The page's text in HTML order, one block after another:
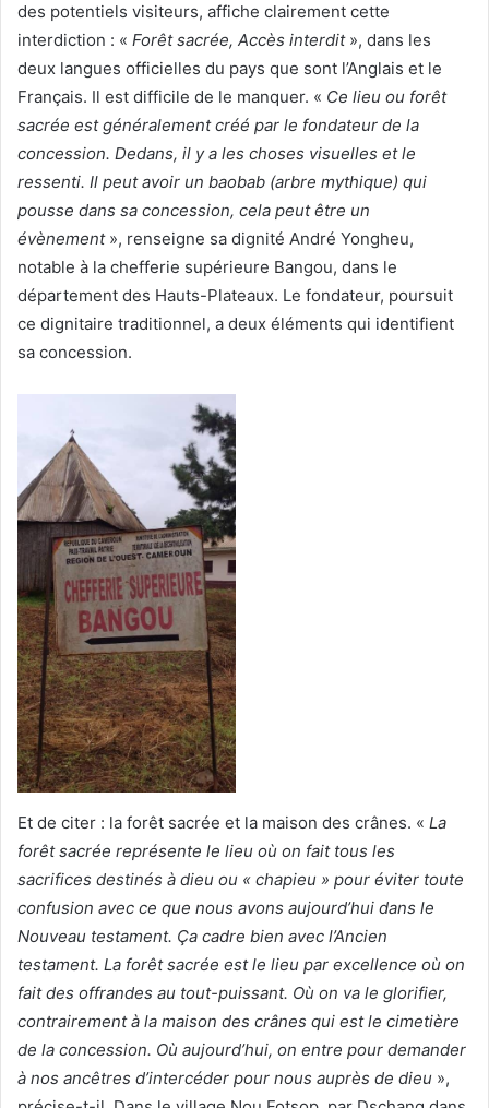
des potentiels visiteurs, affiche clairement cette
interdiction : « Forêt sacrée, Accès interdit», dans les
deux langues officielles du pays que sont l’Anglais et le
Français. Il est difficile de le manquer. « Ce lieu ou forêt
sacrée est généralement créé par le fondateur de la
concession. Dedans, il y a les choses visuelles et le
ressenti. Il peut avoir un baobab (arbre mythique) qui
pousse dans sa concession, cela peut être un
évènement », renseigne sa dignité André Yongheu,
notable à la chefferie supérieure Bangou, dans le
département des Hauts-Plateaux. Le fondateur, poursuit
ce dignitaire traditionnel, a deux éléments qui identifient
sa concession.
Et de citer : la forêt sacrée et la maison des crânes. « La
forêt sacrée représente le lieu où on fait tous les
sacrifices destinés à dieu ou « chapieu » pour éviter toute
confusion avec ce que nous avons aujourd’hui dans le
Nouveau testament. Ça cadre bien avec l’Ancien
testament. La forêt sacrée est le lieu par excellence où on
fait des offrandes au tout-puissant. Où on va le glorifier,
contrairement à la maison des crânes qui est le cimetière
de la concession. Où aujourd’hui, on entre pour demander
à nos ancêtres d’intercéder pour nous auprès de dieu »,